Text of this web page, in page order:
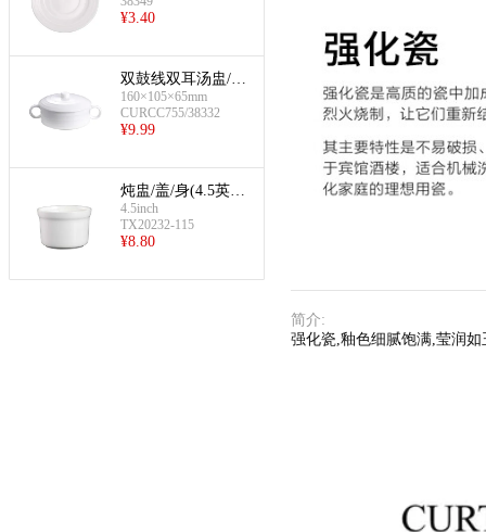
¥3.40
双鼓线双耳汤盅/碟
(汤盅)
160×105×65mm
CURCC755/38332
¥9.99
炖盅/盖/身(4.5英寸
炖盅身)
4.5inch
TX20232-115
¥8.80
简介:
强化瓷,釉色细腻饱满,莹润